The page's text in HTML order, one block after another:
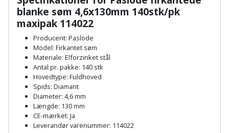
Lofter
Lofttrapper
Murbinder
Murpap
murfolie
Kniv
hobbykniv
Koben
Kridtsnor
Lærlingesæt
Dykkerpistol
Dyksav
Excentersliber
Excenterslibertilbehør
Fedtsprøjte
Vandpumpe
Vertikalskærer
mosfjerner
Vinduesvasker
hus
og
have
Fuglefoderhus
Garderobe
opbevaring
Gavekort
blanke søm 4,6x130mm 140stk/pk
maxipak 114022
Producent: Paslode
Model: Firkantet søm
Materiale: Elforzinket stål
Antal pr. pakke: 140 stk
Hovedtype: Fuldhoved
Spids: Diamant
Diameter: 4,6 mm
Længde: 130 mm
CE-mærket: Ja
Leverandør varenummer: 114022